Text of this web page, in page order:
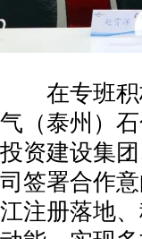
在专班积
气（泰州）
投资建设集
司签署合作
江注册落地